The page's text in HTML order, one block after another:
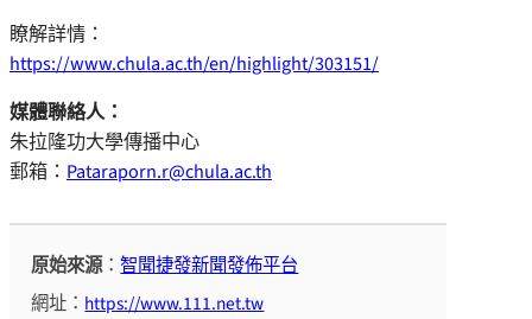
瞭解詳情：
https://www.chula.ac.th/en/highlight/303151/
媒體聯絡人：
朱拉隆功大學傳播中心
郵箱： Pataraporn.r@chula.ac.th
原始來源：智聞捷發新聞發佈平台
網址：https://www.111.net.tw